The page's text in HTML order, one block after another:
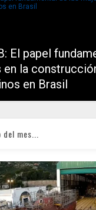
El papel
en la
en Brasil
mes...